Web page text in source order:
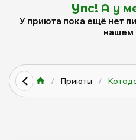
Упс! А у
У приюта пока ещё нет
нашем
/ Приюты /